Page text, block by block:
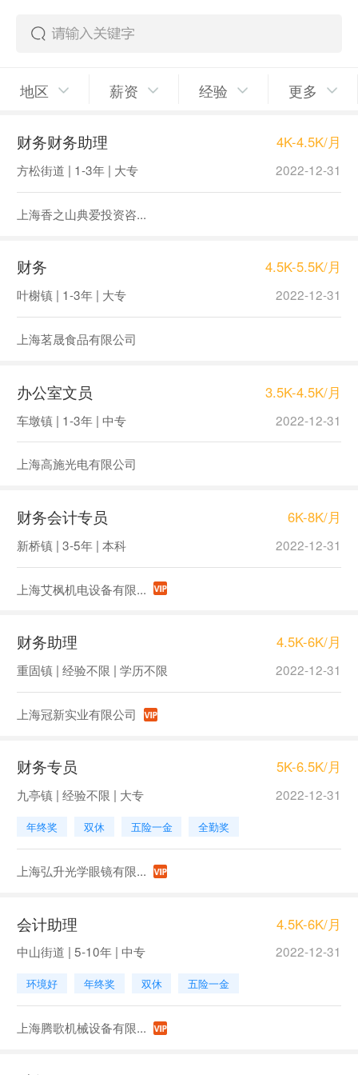
地区 薪资 经验 更多
财务财务助理 4K-4.5K/月
方松街道 | 1-3年 | 大专 2022-12-31
上海香之山典爱投资咨...
财务 4.5K-5.5K/月
叶榭镇 | 1-3年 | 大专 2022-12-31
上海茗晟食品有限公司
办公室文员 3.5K-4.5K/月
车墩镇 | 1-3年 | 中专 2022-12-31
上海高施光电有限公司
财务会计专员 6K-8K/月
新桥镇 | 3-5年 | 本科 2022-12-31
上海艾枫机电设备有限...
财务助理 4.5K-6K/月
重固镇 | 经验不限 | 学历不限 2022-12-31
上海冠新实业有限公司
财务专员 5K-6.5K/月
九亭镇 | 经验不限 | 大专 2022-12-31
年终奖 双休 五险一金 全勤奖
上海弘升光学眼镜有限...
会计助理 4.5K-6K/月
中山街道 | 5-10年 | 中专 2022-12-31
环境好 年终奖 双休 五险一金
上海腾歌机械设备有限...